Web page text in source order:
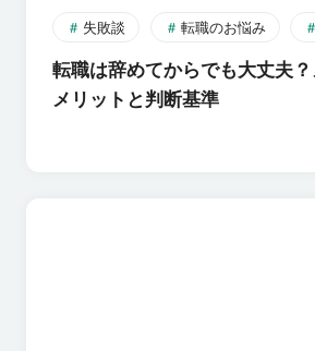
失敗談 転職のお悩み
転職は辞めてからでも大丈夫
メリットと判断基準